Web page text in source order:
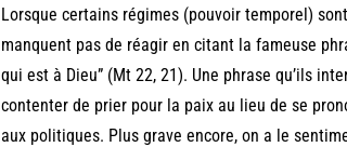
Lorsque certains régimes (pouvoir temporel)
manquent pas de réagir en citant la fameuse
qui est à Dieu” (Mt 22, 21). Une phrase qu’ils
contenter de prier pour la paix au lieu de se
aux politiques. Plus grave encore, on a le